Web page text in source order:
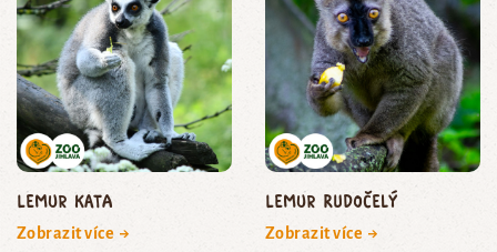
lemur kata
Zobrazit více →
lemur rudočelý
Zobrazit více →